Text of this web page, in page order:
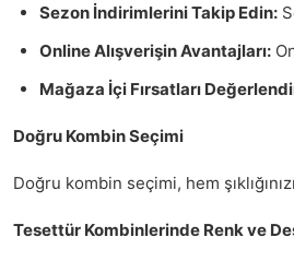
Sezon İndirimlerini Takip Edin:
Online Alışverişin Avantajları:
Mağaza İçi Fırsatları
Doğru Kombin Seçimi
Doğru kombin seçimi, hem
Tesettür Kombinlerinde Renk ve